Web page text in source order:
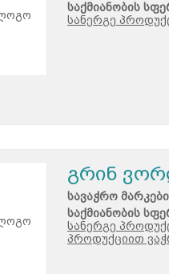
საქმიანობის
სანერგე
გრინ
სავაჭრო
საქმიანობის
სანერგე
პროდუქციით